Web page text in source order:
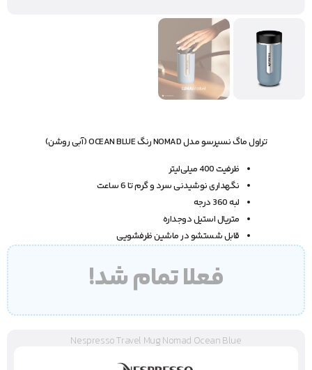
تراول ماگ نسپرسو مدل NOMAD رنگ OCEAN BLUE (آبی روشن)
ظرفیت 400 میلی‌لیتر
نگهداری نوشیدنی سرد و گرم تا 6 ساعت
لبه 360 درجه
متریال استیل دوجداره
قابل شستشو در ماشین ظرفشویی
فعلا تمام شد!
Nespresso Travel Mug Nomad Ocean Blue